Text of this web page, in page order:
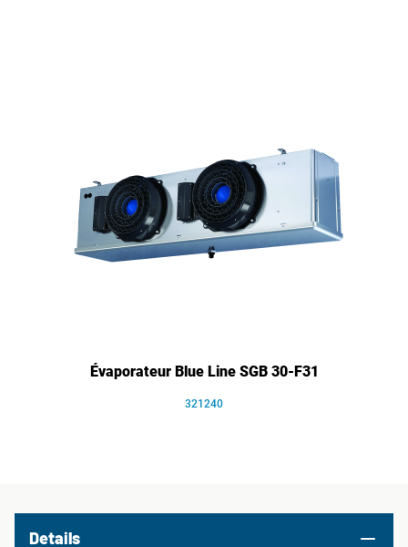
Évaporateur Blue Line SGB 30-F31
321240
Details